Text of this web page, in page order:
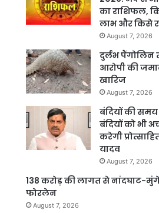
का राशिफल,
लाभ और किसे
August 7, 2026
दुर्लभ
आरोपी की
खारिज
August 7, 2026
बंदियों की समय
बंदियों को भी
करेगी
यादव
August 7, 2026
138 करोड़ की लागत से नांदघाट-
फोरलेन
August 7, 2026